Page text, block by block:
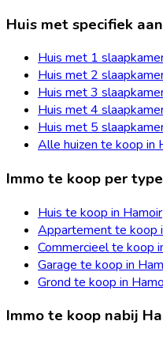
Huis met specifiek
Huis met 1
Huis met 2
Huis met 3
Huis met 4
Huis met 5
Alle huizen te koop in
Immo te koop per type
Huis te koop in Hamoir
Appartement te koop
Commercieel te koop
Garage te koop in
Grond te koop in
Immo te koop nabij